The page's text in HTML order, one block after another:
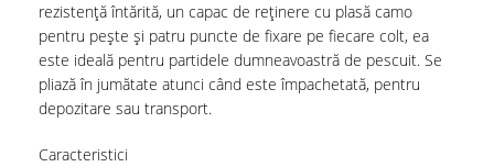
rezistență întărită, un capac de reținere cu plasă camo
pentru pește și patru puncte de fixare pe fiecare colt, ea
este ideală pentru partidele dumneavoastră de pescuit. Se
pliază în jumătate atunci când este împachetată, pentru
depozitare sau transport.
Caracteristici